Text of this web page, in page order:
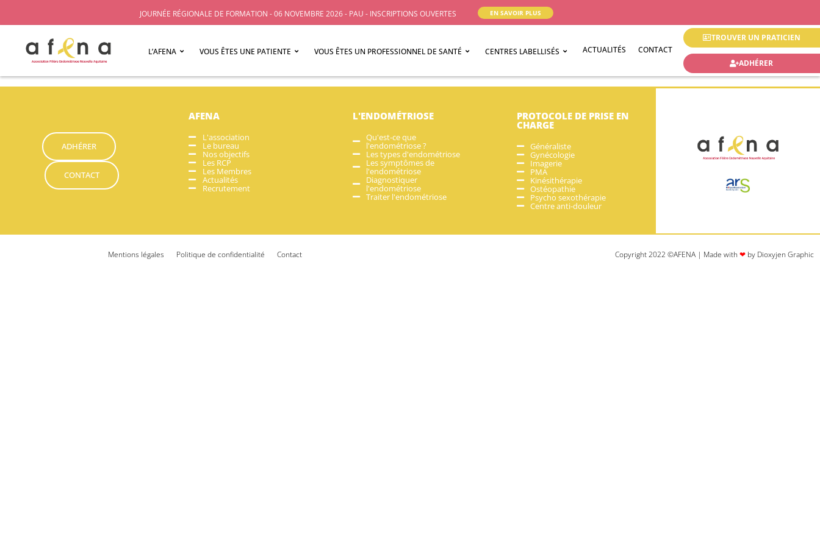
JOURNÉE RÉGIONALE DE FORMATION - 06 NOVEMBRE 2026 - PAU - INSCRIPTIONS OUVERTES EN SAVOIR PLUS
TROUVER UN PRATICIEN
ADHÉRER
L’AFENA VOUS ÊTES UNE PATIENTE VOUS ÊTES UN PROFESSIONNEL DE SANTÉ CENTRES LABELLISÉS ACTUALITÉS CONTACT
ADHÉRER
CONTACT
AFENA
L'association
Le bureau
Nos objectifs
Les RCP
Les Membres
Actualités
Recrutement
L'ENDOMÉTRIOSE
Qu'est-ce que
l'endométriose ?
Les types d'endométriose
Les symptômes de
l'endométriose
Diagnostiquer
l'endométriose
Traiter l'endométriose
PROTOCOLE DE PRISE EN
CHARGE
Généraliste
Gynécologie
Imagerie
PMA
Kinésithérapie
Ostéopathie
Psycho sexothérapie
Centre anti-douleur
Mentions légales Politique de confidentialité Contact Copyright 2022 ©AFENA | Made with ❤ by Dioxyjen Graphic​​